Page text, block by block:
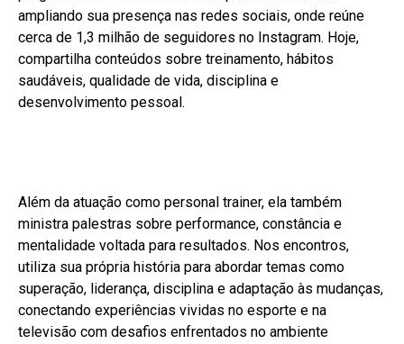
ampliando sua presença nas redes sociais, onde reúne
cerca de 1,3 milhão de seguidores no Instagram. Hoje,
compartilha conteúdos sobre treinamento, hábitos
saudáveis, qualidade de vida, disciplina e
desenvolvimento pessoal.
Além da atuação como personal trainer, ela também
ministra palestras sobre performance, constância e
mentalidade voltada para resultados. Nos encontros,
utiliza sua própria história para abordar temas como
superação, liderança, disciplina e adaptação às mudanças,
conectando experiências vividas no esporte e na
televisão com desafios enfrentados no ambiente